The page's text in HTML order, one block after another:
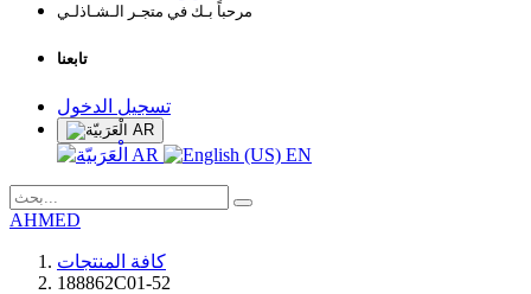
مرحباً بـك في متجـر الـشـاذلـي
تابعنا
تسجيل الدخول
AR
AR EN
AHMED
كافة المنتجات
188862C01-52